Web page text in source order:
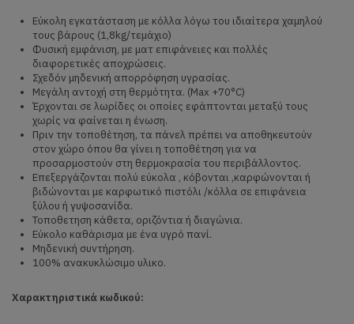
Εύκολη εγκατάσταση με κόλλα λόγω του ιδιαίτερα χαμηλού
τους βάρους (1,8kg/τεμάχιο)
Φυσική εμφάνιση, με ματ επιφάνειες και πολλές
διαφορετικές αποχρώσεις.
Σχεδόν μηδενική απορρόφηση υγρασίας.
Μεγάλη αντοχή στη θερμότητα. (Max +70°C)
Έρχονται σε λωρίδες οι οποίες εφάπτονται μεταξύ τους
χωρίς να φαίνεται η ένωση.
Πριν την τοποθέτηση, τα πάνελ πρέπει να αποθηκευτούν
στον χώρο όπου θα γίνει η τοποθέτηση για να
προσαρμοστούν στη θερμοκρασία του περιβάλλοντος.
Επεξεργάζονται πολύ εύκολα , κόβονται ,καρφώνονται ή
βιδώνονται με καρφωτικό πιστόλι /κόλλα σε επιφάνεια
ξύλου ή γυψοσανίδα.
Τοποθετηση κάθετα, οριζόντια ή διαγώνια.
Εύκολο καθάρισμα με ένα υγρό πανί.
Μηδενική συντήρηση.
100% ανακυκλώσιμο υλικο.
Χαρακτηριστικά κωδικού: